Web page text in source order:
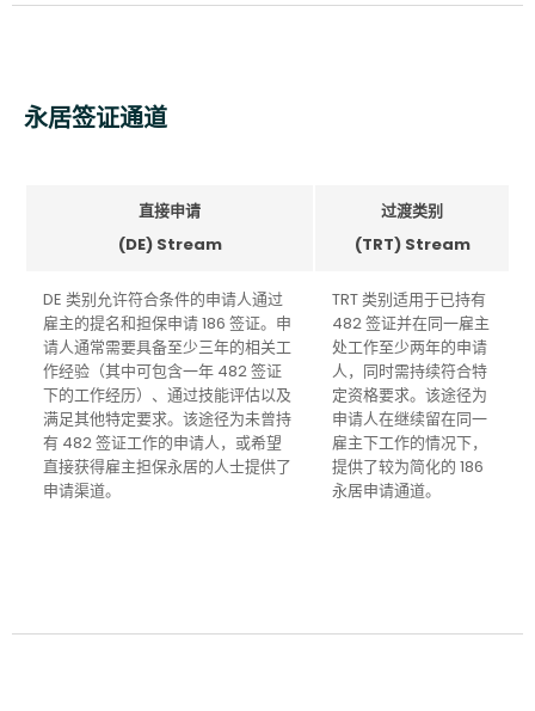
永居签证通道
直接申请
(DE) Stream
过渡类别
(TRT) Stream
DE 类别允许符合条件的申请人通过
雇主的提名和担保申请 186 签证。申
请人通常需要具备至少三年的相关工
作经验（其中可包含一年 482 签证
下的工作经历）、通过技能评估以及
满足其他特定要求。该途径为未曾持
有 482 签证工作的申请人，或希望
直接获得雇主担保永居的人士提供了
申请渠道。
TRT 类别适用于已持有
482 签证并在同一雇主
处工作至少两年的申请
人，同时需持续符合特
定资格要求。该途径为
申请人在继续留在同一
雇主下工作的情况下，
提供了较为简化的 186
永居申请通道。